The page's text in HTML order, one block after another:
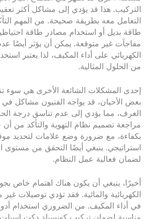
التركيب. هذا قد يؤدي إلى مشاكل أكثر
التعامل معه بطريقة صحيحة. من المهم
طاقة بديل أو استخدام مصادر طاقة
مفاجآت غير متوقعة. يمكن أن يؤثر أيضًا
الكهربائي على أداء المكيف، لذا يعتبر
من الحلول المثالية.
إحدى المشكلات الشائعة الأخرى هي سوء
بعض الأحيان، قد يواجه الفنيون مشاكل في
الغرف، مما يؤدي إلى عدم تناسق درجة
مراجعة تصميم نظام التهوية والتأكد من
بكفاءة، مع ضرورة وضع علامات لتحديد
استراتيجي. ينبغي أيضًا التحقق من مستوى
لضمان فعالية عمل النظام.
أخيرًا، ينبغي أن يكون هناك اهتمام خاص
الكهربائية والمائية. فقد تؤدي توصيلات
في أداء المكيف. من الضروري استخدام